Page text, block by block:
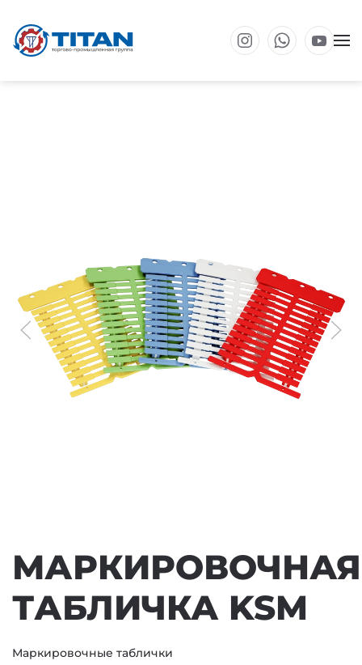
Перейти к основному содержанию
МАРКИРОВОЧНАЯ
ТАБЛИЧКА KSM
Маркировочные таблички